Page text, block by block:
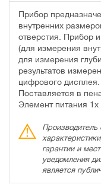
Прибор
внутренних
отверстия. Прибор
(для измерения
для измерения
результатов
цифрового дисплея.
Поставляется в
Элемент питания 1х
Производитель
гарантии и
уведомления
является